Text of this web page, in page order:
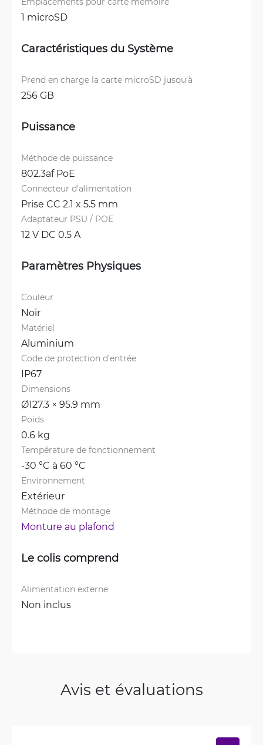
1 microSD
Caractéristiques du Système
Prend en charge la carte microSD jusqu'à
256 GB
Puissance
Méthode de puissance
802.3af PoE
Connecteur d'alimentation
Prise CC 2.1 x 5.5 mm
Adaptateur PSU / POE
12 V DC 0.5 A
Paramètres Physiques
Couleur
Noir
Matériel
Aluminium
Code de protection d'entrée
IP67
Dimensions
Ø127.3 × 95.9 mm
Poids
0.6 kg
Température de fonctionnement
-30 °C à 60 °C
Environnement
Extérieur
Méthode de montage
Monture au plafond
Le colis comprend
Alimentation externe
Non inclus
Avis et évaluations